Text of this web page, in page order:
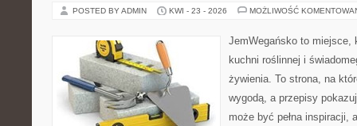
POSTED BY ADMIN KWI - 23 - 2026 MOŻLIWOŚĆ
JemWegańsko to miejsce,
kuchni roślinnej i
żywienia. To strona, na
wygodą, a przepisy
może być pełna inspiracji,